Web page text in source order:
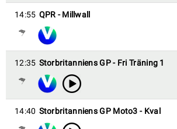
14:55 QPR - Millwall
12:35 Storbritanniens GP - Fri Träning 1
14:40 Storbritanniens GP Moto3 - Kval